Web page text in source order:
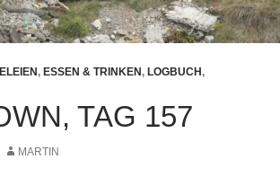
, ESSEN & TRINKEN , LOGBUCH ,
TAG 157
MARTIN